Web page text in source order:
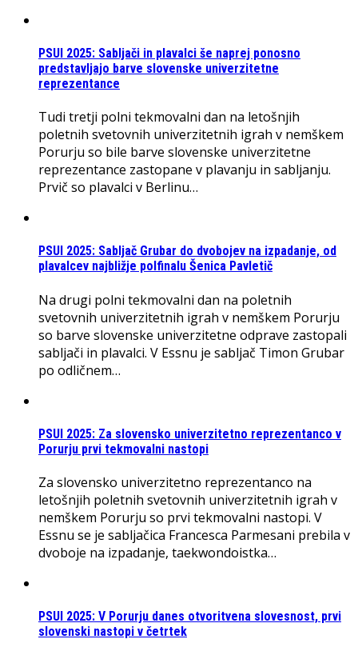
PSUI 2025: Sabljači in plavalci še naprej ponosno
predstavljajo barve slovenske univerzitetne
reprezentance
Tudi tretji polni tekmovalni dan na letošnjih
poletnih svetovnih univerzitetnih igrah v nemškem
Porurju so bile barve slovenske univerzitetne
reprezentance zastopane v plavanju in sabljanju.
Prvič so plavalci v Berlinu…
PSUI 2025: Sabljač Grubar do dvobojev na izpadanje, od
plavalcev najbližje polfinalu Šenica Pavletič
Na drugi polni tekmovalni dan na poletnih
svetovnih univerzitetnih igrah v nemškem Porurju
so barve slovenske univerzitetne odprave zastopali
sabljači in plavalci. V Essnu je sabljač Timon Grubar
po odličnem…
PSUI 2025: Za slovensko univerzitetno reprezentanco v
Porurju prvi tekmovalni nastopi
Za slovensko univerzitetno reprezentanco na
letošnjih poletnih svetovnih univerzitetnih igrah v
nemškem Porurju so prvi tekmovalni nastopi. V
Essnu se je sabljačica Francesca Parmesani prebila v
dvoboje na izpadanje, taekwondoistka…
PSUI 2025: V Porurju danes otvoritvena slovesnost, prvi
slovenski nastopi v četrtek